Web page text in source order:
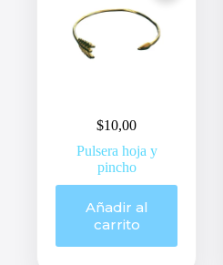
$10,00
Pulsera hoja y
pincho
Añadir al
carrito